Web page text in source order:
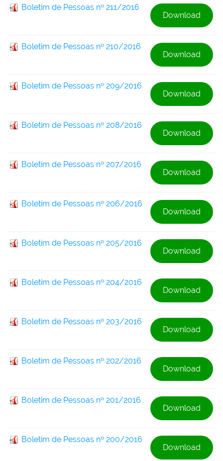
Boletim de Pessoas nº 211/2016
Download
Boletim de Pessoas nº 210/2016
Download
Boletim de Pessoas nº 209/2016
Download
Boletim de Pessoas nº 208/2016
Download
Boletim de Pessoas nº 207/2016
Download
Boletim de Pessoas nº 206/2016
Download
Boletim de Pessoas nº 205/2016
Download
Boletim de Pessoas nº 204/2016
Download
Boletim de Pessoas nº 203/2016
Download
Boletim de Pessoas nº 202/2016
Download
Boletim de Pessoas nº 201/2016
Download
Boletim de Pessoas nº 200/2016
Download